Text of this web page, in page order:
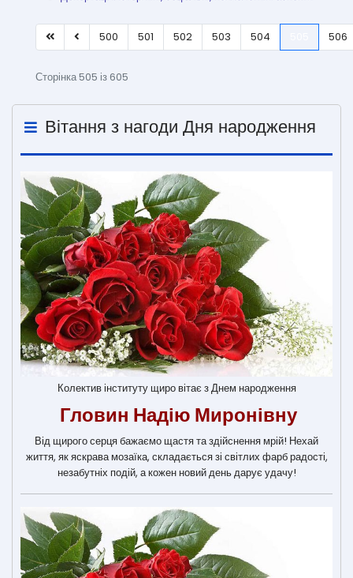
500 501 502 503 504 506
Сторінка 505 із 605
Вітання з нагоди Дня народження
Колектив інституту щиро вітає з Днем народження
Гловин Надію Миронівну
Від щирого серця бажаємо щастя та здійснення мрій! Нехай
життя, як яскрава мозаїка, складається зі світлих фарб радості,
незабутніх подій, а кожен новий день дарує удачу!